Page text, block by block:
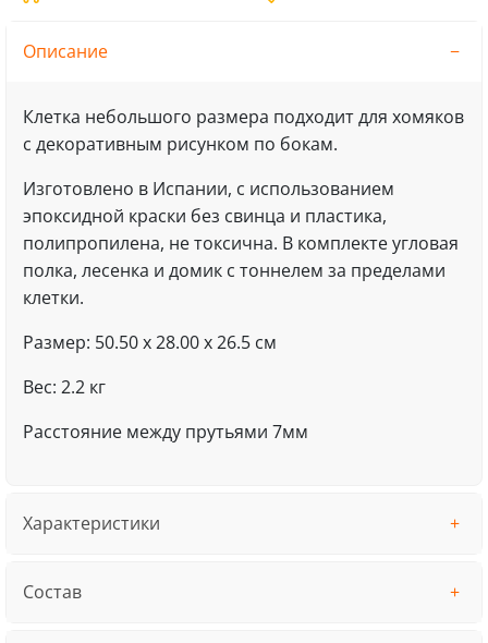
Описание
Клетка небольшого размера подходит для хомяков
с декоративным рисунком по бокам.
Изготовлено в Испании, с использованием
эпоксидной краски без свинца и пластика,
полипропилена, не токсична. В комплекте угловая
полка, лесенка и домик с тоннелем за пределами
клетки.
Размер: 50.50 x 28.00 x 26.5 см
Вес: 2.2 кг
Расстояние между прутьями 7мм
Характеристики
Состав